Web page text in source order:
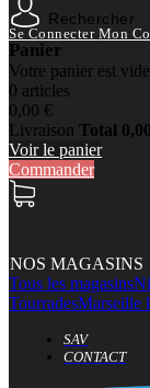
Rechercher
Se Connecter Mon
Panier
Votre panier est
0 articles
0,00 €
Livraison Total
Voir le panier
Commander
NOS MAGASINS
Tous les magasins
TourradesMarseille
SAV
CONTACT